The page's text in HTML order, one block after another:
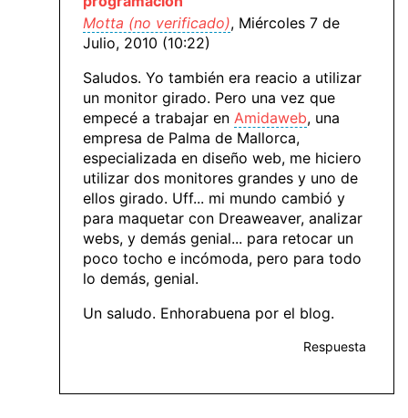
Motta (no verificado), Miércoles 7 de
Julio, 2010 (10:22)
Saludos. Yo también era reacio a utilizar
un monitor girado. Pero una vez que
empecé a trabajar en Amidaweb, una
empresa de Palma de Mallorca,
especializada en diseño web, me hiciero
utilizar dos monitores grandes y uno de
ellos girado. Uff... mi mundo cambió y
para maquetar con Dreaweaver, analizar
webs, y demás genial... para retocar un
poco tocho e incómoda, pero para todo
lo demás, genial.
Un saludo. Enhorabuena por el blog.
Respuesta